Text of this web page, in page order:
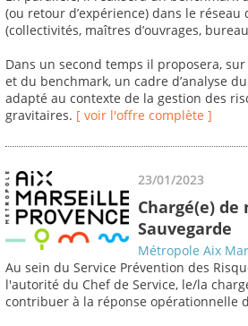
(ou retour d’expérience) dans le réseau
(collectivités, maîtres d’ouvrages,
Dans un second temps il proposera, sur
et du benchmark, un cadre d’analyse
adapté au contexte de la gestion des
gravitaires. [ voir l'offre complète ]
23/01/2023
Chargé(e)
Sauvegarde
Métropole Aix
Au sein du Service Prévention des
l'autorité du Chef de Service, le/la
contribuer à la réponse opérationnelle